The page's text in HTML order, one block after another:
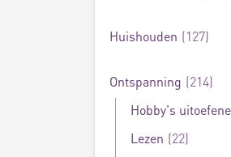
Huishouden 127
Ontspanning 214
Hobby's
Lezen 22